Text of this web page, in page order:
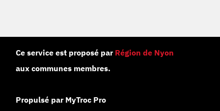
Ce service est proposé par Région de Nyon
aux communes membres.
Propulsé par MyTroc Pro